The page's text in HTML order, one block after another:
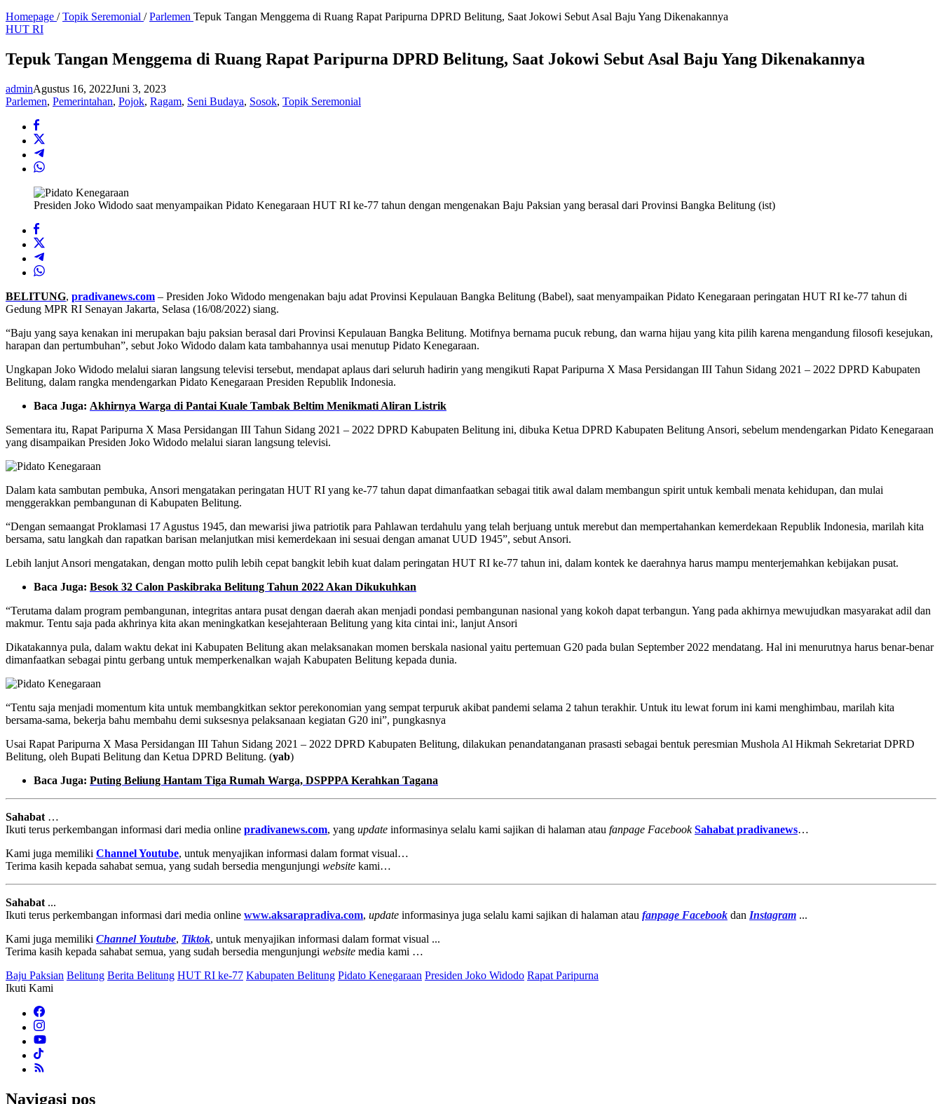
Homepage / Topik Seremonial / Parlemen Tepuk Tangan Menggema di Ruang Rapat Paripurna DPRD Belitung, Saat Jokowi Sebut Asal Baju Yang Dikenakannya
HUT RI
Tepuk Tangan Menggema di Ruang Rapat Paripurna DPRD Belitung, Saat Jokowi Sebut Asal Baju Yang Dikenakannya
adminAgustus 16, 2022Juni 3, 2023
Parlemen, Pemerintahan, Pojok, Ragam, Seni Budaya, Sosok, Topik Seremonial
Presiden Joko Widodo saat menyampaikan Pidato Kenegaraan HUT RI ke-77 tahun dengan mengenakan Baju Paksian yang berasal dari Provinsi Bangka Belitung (ist)
BELITUNG, pradivanews.com – Presiden Joko Widodo mengenakan baju adat Provinsi Kepulauan Bangka Belitung (Babel), saat menyampaikan Pidato Kenegaraan peringatan HUT RI ke-77 tahun di
Gedung MPR RI Senayan Jakarta, Selasa (16/08/2022) siang.
“Baju yang saya kenakan ini merupakan baju paksian berasal dari Provinsi Kepulauan Bangka Belitung. Motifnya bernama pucuk rebung, dan warna hijau yang kita pilih karena mengandung filosofi kesejukan,
harapan dan pertumbuhan”, sebut Joko Widodo dalam kata tambahannya usai menutup Pidato Kenegaraan.
Ungkapan Joko Widodo melalui siaran langsung televisi tersebut, mendapat aplaus dari seluruh hadirin yang mengikuti Rapat Paripurna X Masa Persidangan III Tahun Sidang 2021 – 2022 DPRD Kabupaten
Belitung, dalam rangka mendengarkan Pidato Kenegaraan Presiden Republik Indonesia.
Baca Juga: Akhirnya Warga di Pantai Kuale Tambak Beltim Menikmati Aliran Listrik
Sementara itu, Rapat Paripurna X Masa Persidangan III Tahun Sidang 2021 – 2022 DPRD Kabupaten Belitung ini, dibuka Ketua DPRD Kabupaten Belitung Ansori, sebelum mendengarkan Pidato Kenegaraan
yang disampaikan Presiden Joko Widodo melalui siaran langsung televisi.
Dalam kata sambutan pembuka, Ansori mengatakan peringatan HUT RI yang ke-77 tahun dapat dimanfaatkan sebagai titik awal dalam membangun spirit untuk kembali menata kehidupan, dan mulai
menggerakkan pembangunan di Kabupaten Belitung.
“Dengan semaangat Proklamasi 17 Agustus 1945, dan mewarisi jiwa patriotik para Pahlawan terdahulu yang telah berjuang untuk merebut dan mempertahankan kemerdekaan Republik Indonesia, marilah kita
bersama, satu langkah dan rapatkan barisan melanjutkan misi kemerdekaan ini sesuai dengan amanat UUD 1945”, sebut Ansori.
Lebih lanjut Ansori mengatakan, dengan motto pulih lebih cepat bangkit lebih kuat dalam peringatan HUT RI ke-77 tahun ini, dalam kontek ke daerahnya harus mampu menterjemahkan kebijakan pusat.
Baca Juga: Besok 32 Calon Paskibraka Belitung Tahun 2022 Akan Dikukuhkan
“Terutama dalam program pembangunan, integritas antara pusat dengan daerah akan menjadi pondasi pembangunan nasional yang kokoh dapat terbangun. Yang pada akhirnya mewujudkan masyarakat adil dan
makmur. Tentu saja pada akhrinya kita akan meningkatkan kesejahteraan Belitung yang kita cintai ini:, lanjut Ansori
Dikatakannya pula, dalam waktu dekat ini Kabupaten Belitung akan melaksanakan momen berskala nasional yaitu pertemuan G20 pada bulan September 2022 mendatang. Hal ini menurutnya harus benar-benar
dimanfaatkan sebagai pintu gerbang untuk memperkenalkan wajah Kabupaten Belitung kepada dunia.
“Tentu saja menjadi momentum kita untuk membangkitkan sektor perekonomian yang sempat terpuruk akibat pandemi selama 2 tahun terakhir. Untuk itu lewat forum ini kami menghimbau, marilah kita
bersama-sama, bekerja bahu membahu demi suksesnya pelaksanaan kegiatan G20 ini”, pungkasnya
Usai Rapat Paripurna X Masa Persidangan III Tahun Sidang 2021 – 2022 DPRD Kabupaten Belitung, dilakukan penandatanganan prasasti sebagai bentuk peresmian Mushola Al Hikmah Sekretariat DPRD
Belitung, oleh Bupati Belitung dan Ketua DPRD Belitung. (yab)
Baca Juga: Puting Beliung Hantam Tiga Rumah Warga, DSPPPA Kerahkan Tagana
Sahabat …
Ikuti terus perkembangan informasi dari media online pradivanews.com, yang update informasinya selalu kami sajikan di halaman atau fanpage Facebook Sahabat pradivanews…
Kami juga memiliki Channel Youtube, untuk menyajikan informasi dalam format visual…
Terima kasih kepada sahabat semua, yang sudah bersedia mengunjungi website kami…
Sahabat ...
Ikuti terus perkembangan informasi dari media online www.aksarapradiva.com, update informasinya juga selalu kami sajikan di halaman atau fanpage Facebook dan Instagram ...
Kami juga memiliki Channel Youtube, Tiktok, untuk menyajikan informasi dalam format visual ...
Terima kasih kepada sahabat semua, yang sudah bersedia mengunjungi website media kami …
Baju Paksian Belitung Berita Belitung HUT RI ke-77 Kabupaten Belitung Pidato Kenegaraan Presiden Joko Widodo Rapat Paripurna
Ikuti Kami
Navigasi pos